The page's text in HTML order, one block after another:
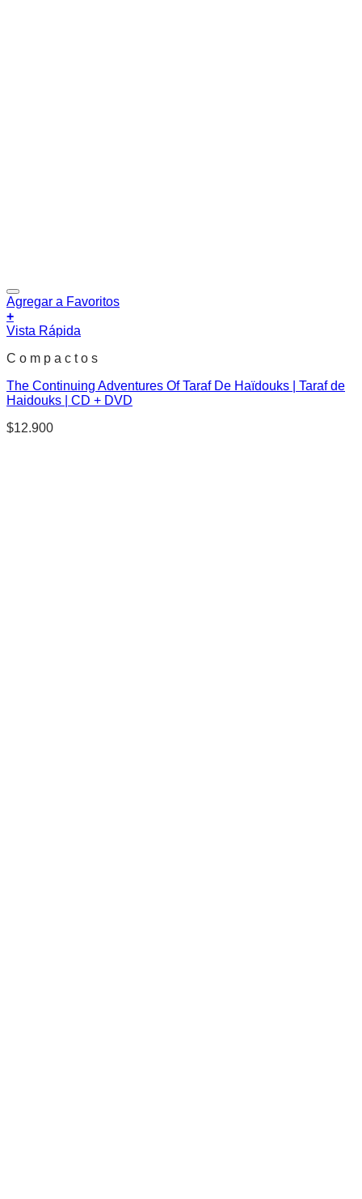
Agregar a Favoritos
+
Vista Rápida
C o m p a c t o s
The Continuing Adventures Of Taraf De Haïdouks | Taraf de
Haidouks | CD + DVD
$12.900